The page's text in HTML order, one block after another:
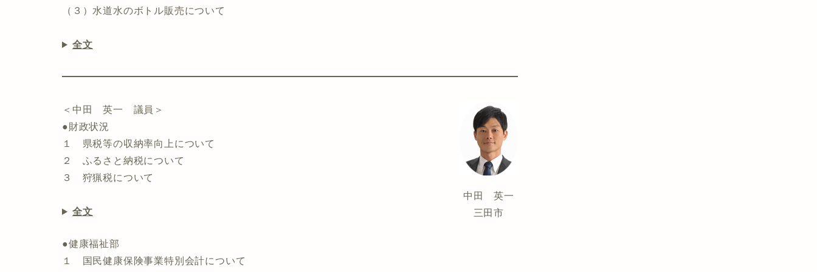
（３）水道水のボトル販売について
全文
＜中田 英一 議員＞
●財政状況
１ 県税等の収納率向上について
２ ふるさと納税について
３ 狩猟税について
全文
●健康福祉部
１ 国民健康保険事業特別会計について
中田 英一
三田市